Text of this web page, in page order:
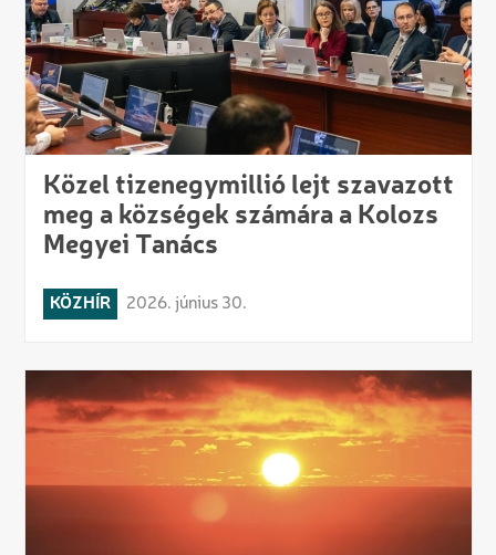
Közel tizenegymillió lejt szavazott
meg a községek számára a Kolozs
Megyei Tanács
KÖZHÍR 2026. június 30.